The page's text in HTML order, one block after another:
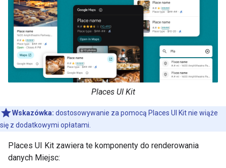
Places UI Kit
Wskazówka: dostosowywanie za pomocą Places UI Kit nie wiąże
się z dodatkowymi opłatami.
Places UI Kit zawiera te komponenty do renderowania
danych Miejsc: